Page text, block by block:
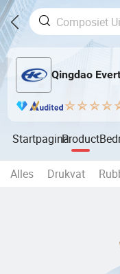
Qingdao
StartpaginaProduct
Alles Drukvat